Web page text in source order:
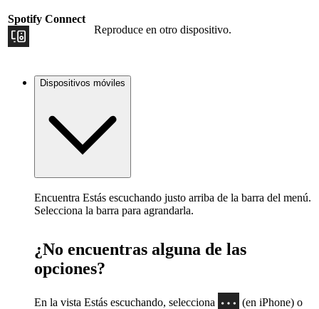
Spotify Connect
Reproduce en otro dispositivo.
Dispositivos móviles
Encuentra Estás escuchando justo arriba de la barra del menú.
Selecciona la barra para agrandarla.
¿No encuentras alguna de las
opciones?
En la vista Estás escuchando, selecciona
(en iPhone) o